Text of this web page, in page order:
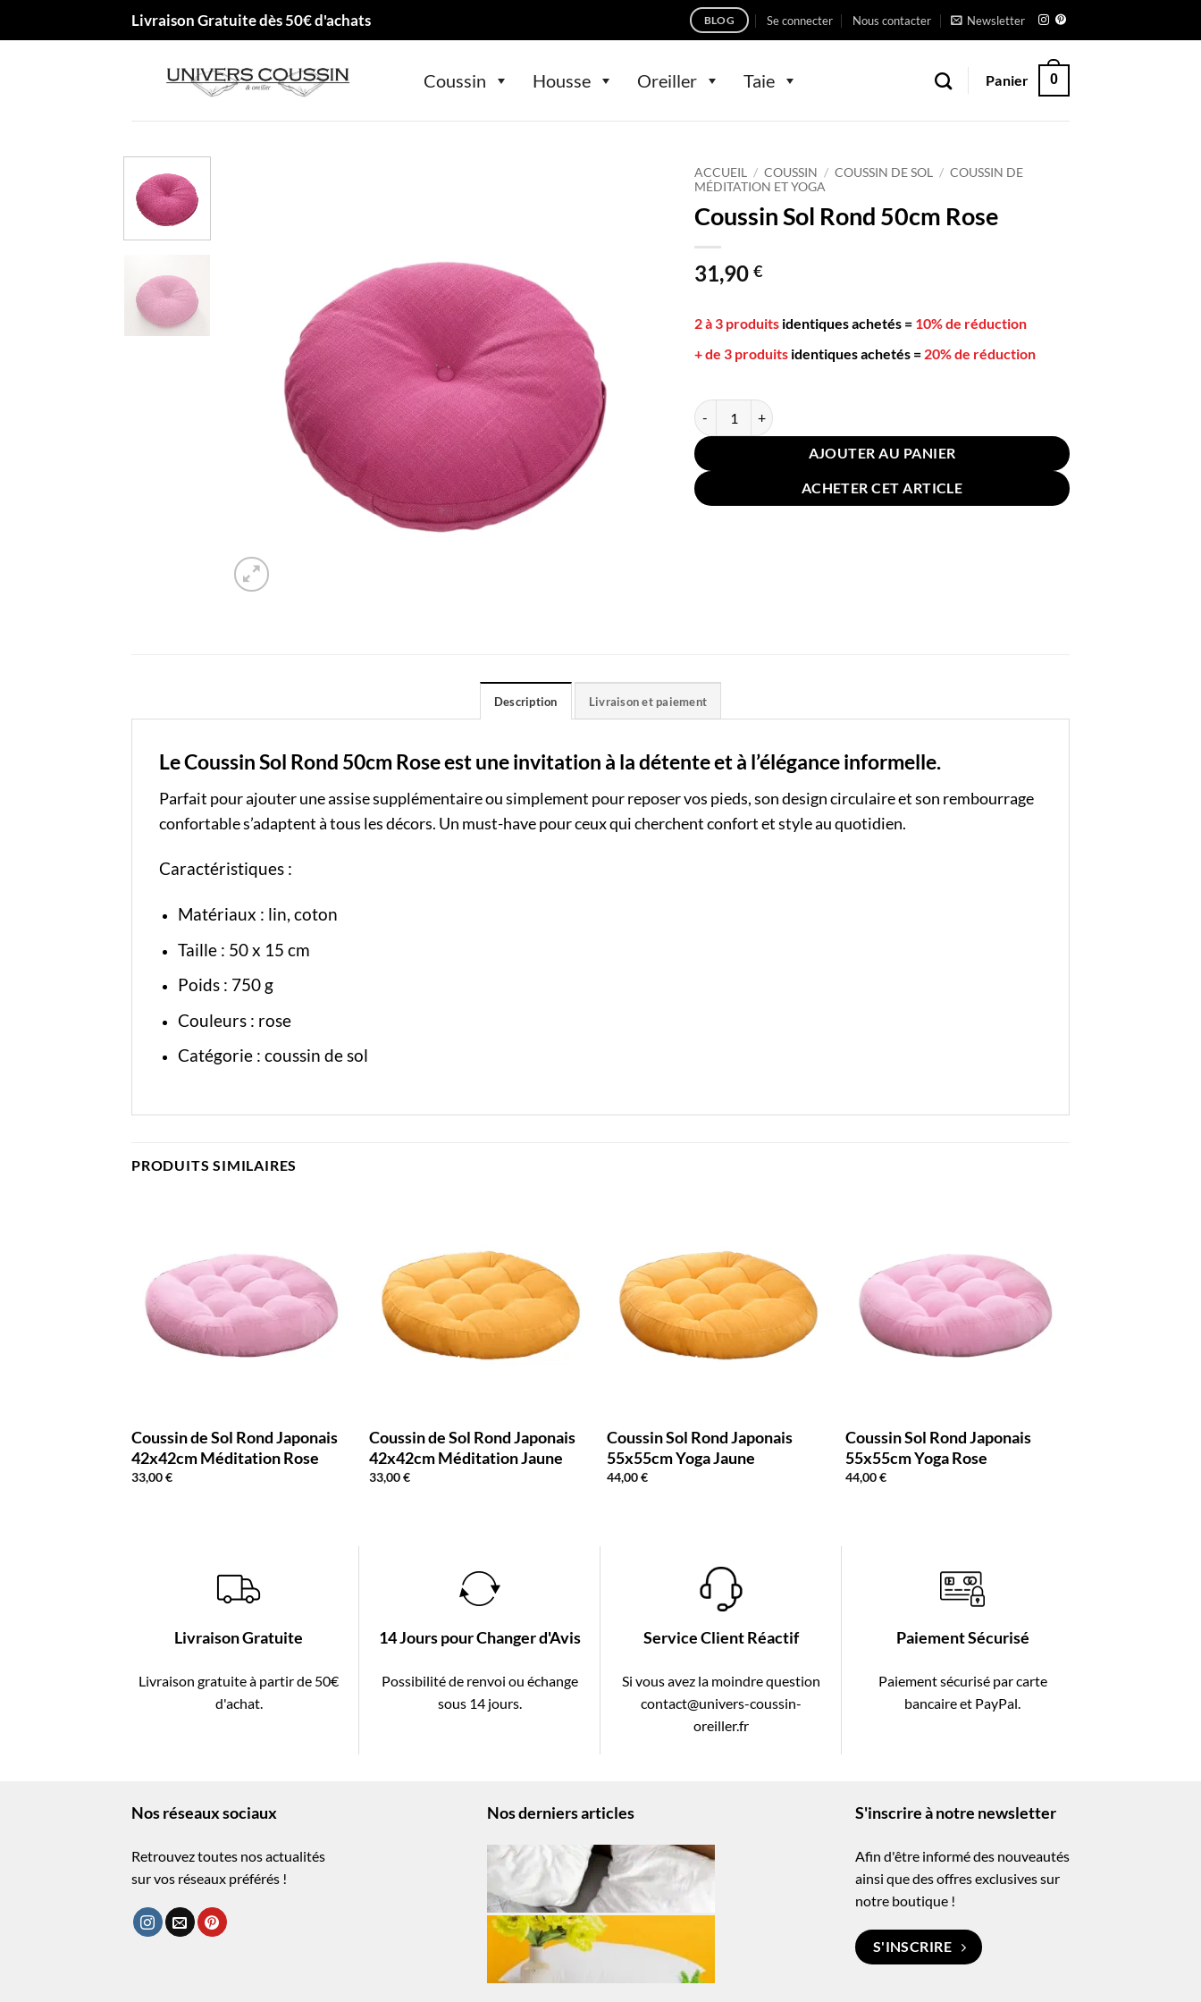
Livraison Gratuite dès 50€ d'achats BLOG Se connecter Nous contacter Newsletter
Coussin Housse Oreiller Taie Panier 0
ACCUEIL / COUSSIN / COUSSIN DE SOL / COUSSIN DE
MÉDITATION ET YOGA
Coussin Sol Rond 50cm Rose
31,90 €
2 à 3 produits identiques achetés = 10% de réduction
+ de 3 produits identiques achetés = 20% de réduction
quantité de Coussin Sol Rond 50cm Rose
AJOUTER AU PANIER
ACHETER CET ARTICLE
Description Livraison et paiement
Le Coussin Sol Rond 50cm Rose est une invitation à la détente et à l’élégance informelle.
Parfait pour ajouter une assise supplémentaire ou simplement pour reposer vos pieds, son design circulaire et son rembourrage
confortable s’adaptent à tous les décors. Un must-have pour ceux qui cherchent confort et style au quotidien.
Caractéristiques :
Matériaux : lin, coton
Taille : 50 x 15 cm
Poids : 750 g
Couleurs : rose
Catégorie : coussin de sol
PRODUITS SIMILAIRES
Coussin de Sol Rond Japonais
42x42cm Méditation Rose
33,00€
Coussin de Sol Rond Japonais
42x42cm Méditation Jaune
33,00€
Coussin Sol Rond Japonais
55x55cm Yoga Jaune
44,00€
Coussin Sol Rond Japonais
55x55cm Yoga Rose
44,00€
Livraison Gratuite
Livraison gratuite à partir de 50€
d'achat.
14 Jours pour Changer d'Avis
Possibilité de renvoi ou échange
sous 14 jours.
Service Client Réactif
Si vous avez la moindre question
contact@univers-coussin-
oreiller.fr
Paiement Sécurisé
Paiement sécurisé par carte
bancaire et PayPal.
Nos réseaux sociaux
Retrouvez toutes nos actualités
sur vos réseaux préférés !
Nos derniers articles S'inscrire à notre newsletter
Afin d'être informé des nouveautés
ainsi que des offres exclusives sur
notre boutique !
S'INSCRIRE